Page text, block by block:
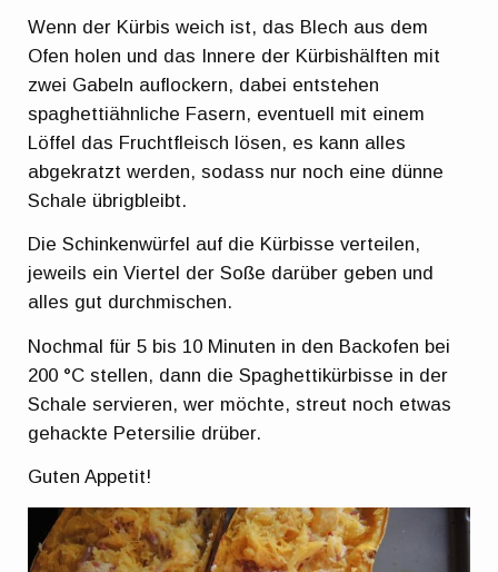
Wenn der Kürbis weich ist, das Blech aus dem
Ofen holen und das Innere der Kürbishälften mit
zwei Gabeln auflockern, dabei entstehen
spaghettiähnliche Fasern, eventuell mit einem
Löffel das Fruchtfleisch lösen, es kann alles
abgekratzt werden, sodass nur noch eine dünne
Schale übrigbleibt.
Die Schinkenwürfel auf die Kürbisse verteilen,
jeweils ein Viertel der Soße darüber geben und
alles gut durchmischen.
Nochmal für 5 bis 10 Minuten in den Backofen bei
200 °C stellen, dann die Spaghettikürbisse in der
Schale servieren, wer möchte, streut noch etwas
gehackte Petersilie drüber.
Guten Appetit!